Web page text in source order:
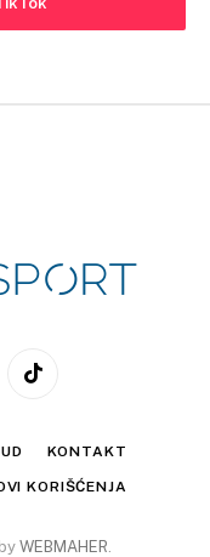
TikTok
KONTAKT
KORIŠĆENJA
WEBMAHER.